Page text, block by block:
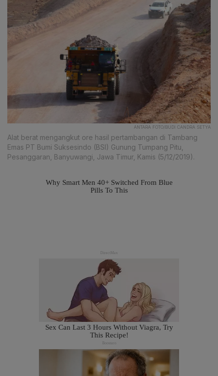
ANTARA FOTO/BUDI CANDRA SETYA
Alat berat mengangkut ore hasil pertambangan di Tambang
Emas PT Bumi Suksesindo (BSI) Gunung Tumpang Pitu,
Pesanggaran, Banyuwangi, Jawa Timur, Kamis (5/12/2019).